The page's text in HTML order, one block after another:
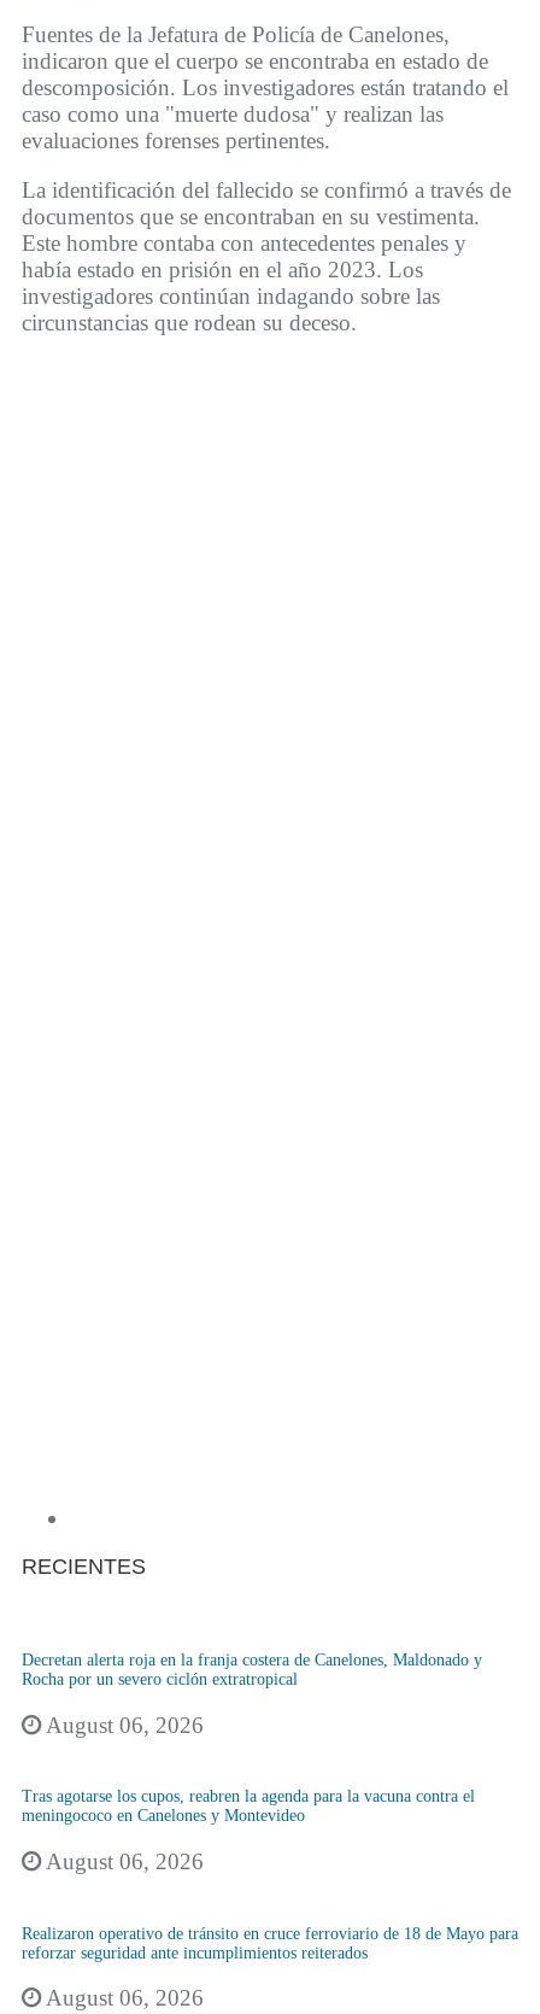
Fuentes de la Jefatura de Policía de Canelones,
indicaron que el cuerpo se encontraba en estado de
descomposición. Los investigadores están tratando el
caso como una "muerte dudosa" y realizan las
evaluaciones forenses pertinentes.
La identificación del fallecido se confirmó a través de
documentos que se encontraban en su vestimenta.
Este hombre contaba con antecedentes penales y
había estado en prisión en el año 2023. Los
investigadores continúan indagando sobre las
circunstancias que rodean su deceso.
RECIENTES
Decretan alerta roja en la franja costera de Canelones, Maldonado y
Rocha por un severo ciclón extratropical
August 06, 2026
Tras agotarse los cupos, reabren la agenda para la vacuna contra el
meningococo en Canelones y Montevideo
August 06, 2026
Realizaron operativo de tránsito en cruce ferroviario de 18 de Mayo para
reforzar seguridad ante incumplimientos reiterados
August 06, 2026